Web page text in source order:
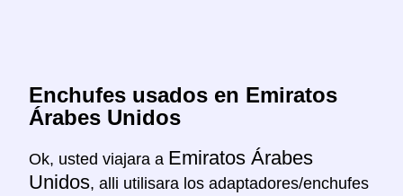
Enchufes usados en Emiratos
Árabes Unidos
Ok, usted viajara a Emiratos Árabes
Unidos, alli utilisara los adaptadores/enchufes